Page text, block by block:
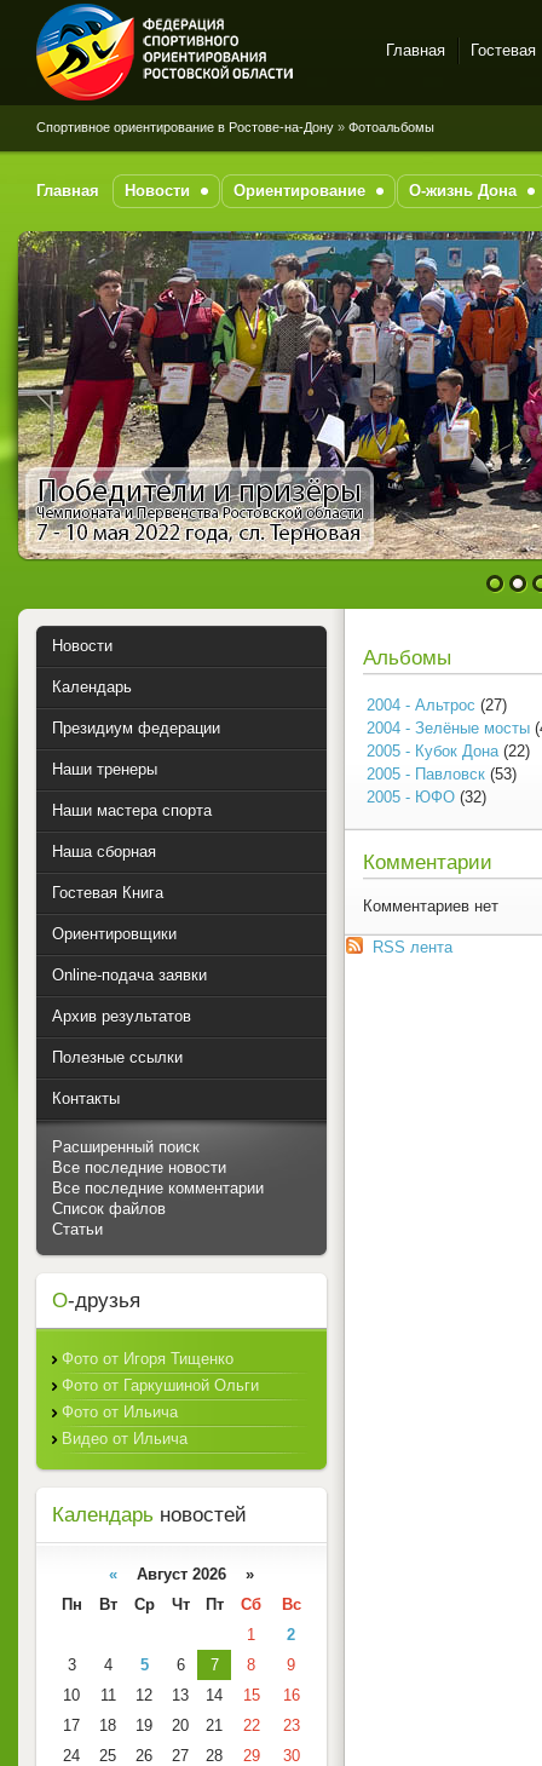
Спортивное
ориентирование в Ростове-
на-Дону
Главная Гостевая
Спортивное ориентирование в Ростове-на-Дону » Фотоальбомы
Главная Новости Ориентирование О-жизнь Дона
1 2
Альбомы
2004 - Альтрос (27)
2004 - Зелёные мосты
2005 - Кубок Дона(22)
2005 - Павловск (53)
2005 - ЮФО (32)
Комментарии
Комментариев нет
RSS лента
Новости
Календарь
Президиум федерации
Наши тренеры
Наши мастера спорта
Наша сборная
Гостевая Книга
Ориентировщики
Online-подача заявки
Архив результатов
Полезные ссылки
Контакты
Расширенный поиск
Все последние новости
Все последние комментарии
Список файлов
Статьи
О-друзья
Фото от Игоря Тищенко
Фото от Гаркушиной Ольги
Фото от Ильича
Видео от Ильича
Календарь новостей
« Август 2026 »
Пн
Вт Ср Чт Пт Сб
Вс
1
2
3
4 5 6 7 8
9
10
11 12 13 14 15
16
17
18 19 20 21 22
23
24
25 26 27 28 29
30